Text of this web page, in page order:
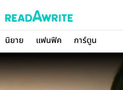
นิยาย แฟนฟิค การ์ตูน